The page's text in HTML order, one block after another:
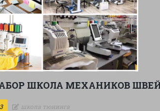
ШКОЛА МЕХАНИКОВ
школа тюнинга